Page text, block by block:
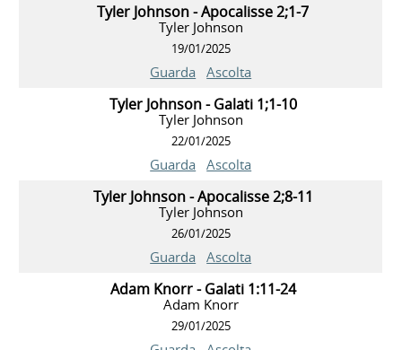
Tyler Johnson - Apocalisse 2;1-7
Tyler Johnson
19/01/2025
Guarda Ascolta
Tyler Johnson - Galati 1;1-10
Tyler Johnson
22/01/2025
Guarda Ascolta
Tyler Johnson - Apocalisse 2;8-11
Tyler Johnson
26/01/2025
Guarda Ascolta
Adam Knorr - Galati 1:11-24
Adam Knorr
29/01/2025